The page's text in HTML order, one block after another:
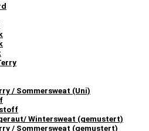
/ Sommersweat (Uni)
Wintersweat (gemustert)
/ Sommersweat (gemustert)